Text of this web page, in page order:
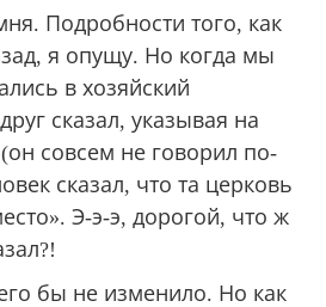
Подробности того, как
я опущу. Но когда мы
в хозяйский
сказал, указывая на
совсем не говорил по-
сказал, что та церковь
Э-э-э, дорогой, что ж
бы не изменило. Но как